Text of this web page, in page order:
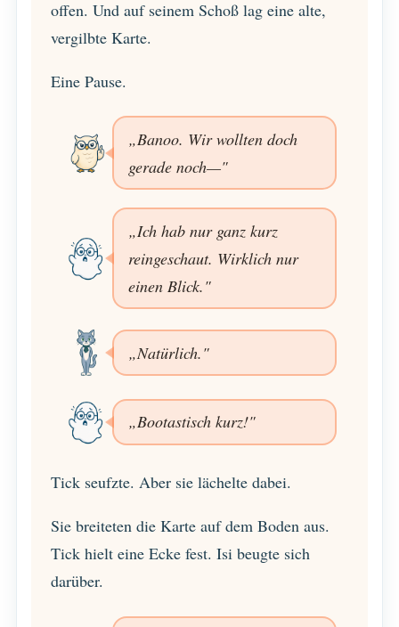
offen. Und auf seinem Schoß lag eine alte,
vergilbte Karte.
Eine Pause.
„Banoo. Wir wollten doch
gerade noch—"
„Ich hab nur ganz kurz
reingeschaut. Wirklich nur
einen Blick."
„Natürlich."
„Bootastisch kurz!"
Tick seufzte. Aber sie lächelte dabei.
Sie breiteten die Karte auf dem Boden aus.
Tick hielt eine Ecke fest. Isi beugte sich
darüber.